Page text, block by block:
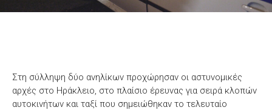
Στη σύλληψη δύο ανηλίκων προχώρησαν οι αστυνομικές
αρχές στο Ηράκλειο, στο πλαίσιο έρευνας για σειρά κλοπών
αυτοκινήτων και ταξί που σημειώθηκαν το τελευταίο